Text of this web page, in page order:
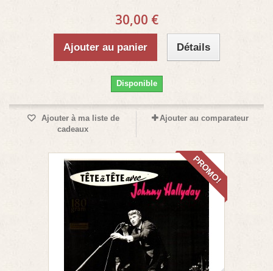
30,00 €
Ajouter au panier Détails
Disponible
Ajouter à ma liste de
cadeaux
Ajouter au comparateur
PROMO!